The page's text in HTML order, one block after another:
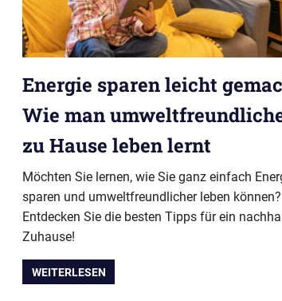
Energie sparen leicht
Wie man
zu Hause leben lernt
Möchten Sie lernen, wie Sie ganz einfach
sparen und umweltfreundlicher leben können?
Entdecken Sie die besten Tipps für ein
Zuhause!
WEITERLESEN